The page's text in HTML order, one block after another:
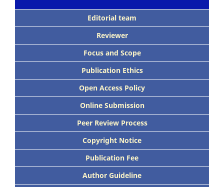
Editorial team
Reviewer
Focus and Scope
Publication Ethics
Open Access Policy
Online Submission
Peer Review Process
Copyright Notice
Publication Fee
Author Guideline